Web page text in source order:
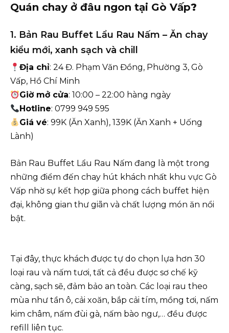
Quán chay ở đâu ngon tại Gò Vấp?
1. Bản Rau Buffet Lẩu Rau Nấm – Ăn chay
kiểu mới, xanh sạch và chill
Địa chỉ: 24 Đ. Phạm Văn Đồng, Phường 3, Gò
Vấp, Hồ Chí Minh
Giờ mở cửa: 10:00 – 22:00 hàng ngày
Hotline: 0799 949 595
Giá vé: 99K (Ăn Xanh), 139K (Ăn Xanh + Uống
Lành)
Bản Rau Buffet Lẩu Rau Nấm đang là một trong
những điểm đến chay hút khách nhất khu vực Gò
Vấp nhờ sự kết hợp giữa phong cách buffet hiện
đại, không gian thư giãn và chất lượng món ăn nổi
bật.
Tại đây, thực khách được tự do chọn lựa hơn 30
loại rau và nấm tươi, tất cả đều được sơ chế kỹ
càng, sạch sẽ, đảm bảo an toàn. Các loại rau theo
mùa như tần ô, cải xoăn, bắp cải tím, mồng tơi, nấm
kim châm, nấm đùi gà, nấm bào ngư,… đều được
refill liên tục.